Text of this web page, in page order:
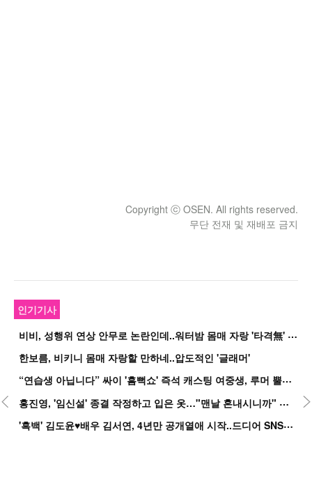
Copyright ⓒ OSEN. All rights reserved.
무단 전재 및 재배포 금지
인기기사
비
비, 성행위 연상 안무로 논란인데..워터밤 몸매 자랑 '타격無' 근황
한보름, 비키니 몸매 자랑할 만하네..압도적인 '글래머'
“
연습생 아닙니다” 싸이 '흠뻑쇼' 즉석 캐스팅 여중생, 루머 뿔났다[Oh!쎈 이...
홍
진영, '임신설' 종결 작정하고 입은 옷…"맨날 혼내시니까" 억울
'
흑백' 김도윤♥배우 김서연, 4년만 공개열애 시작..드디어 SNS에 노출 [핫피...